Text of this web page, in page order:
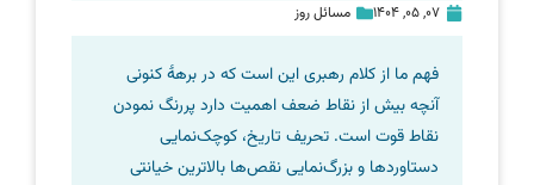
07, 05, 1404 مسائل روز
فهم ما از کلام رهبری این است که در برههٔ کنونی
آنچه بیش از نقاط ضعف اهمیت دارد پررنگ نمودن
نقاط قوت است. تحریف تاریخ، کوچک‌نمایی
دستاوردها و بزرگ‌نمایی نقص‌ها بالاترین خیانتی